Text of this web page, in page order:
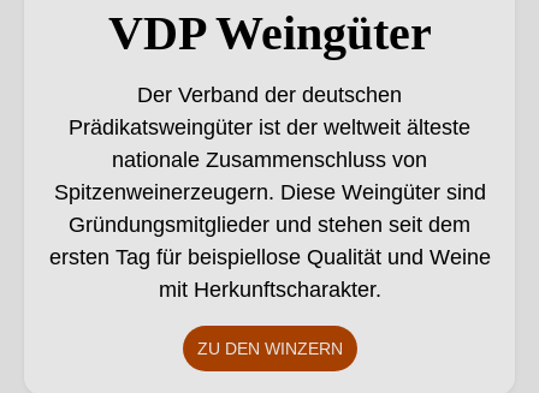
VDP Weingüter
Der Verband der deutschen
Prädikatsweingüter ist der weltweit älteste
nationale Zusammenschluss von
Spitzenweinerzeugern. Diese Weingüter sind
Gründungsmitglieder und stehen seit dem
ersten Tag für beispiellose Qualität und Weine
mit Herkunftscharakter.
ZU DEN WINZERN